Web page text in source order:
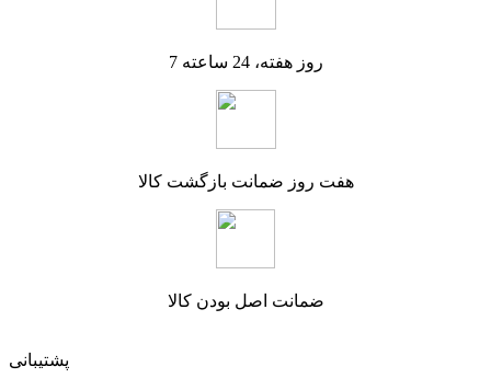
7 روز هفته، 24 ساعته
هفت روز ضمانت بازگشت کالا
ضمانت اصل بودن کالا
پشتیبانی